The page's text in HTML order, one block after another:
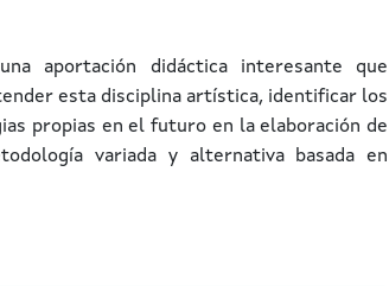
aportación didáctica interesante que
esta disciplina artística, identificar los
propias en el futuro en la elaboración de
variada y alternativa basada en